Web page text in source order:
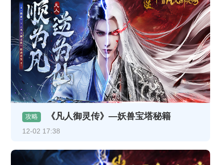
攻略 《凡人御灵传》—妖兽宝塔秘籍
12-02 17:38